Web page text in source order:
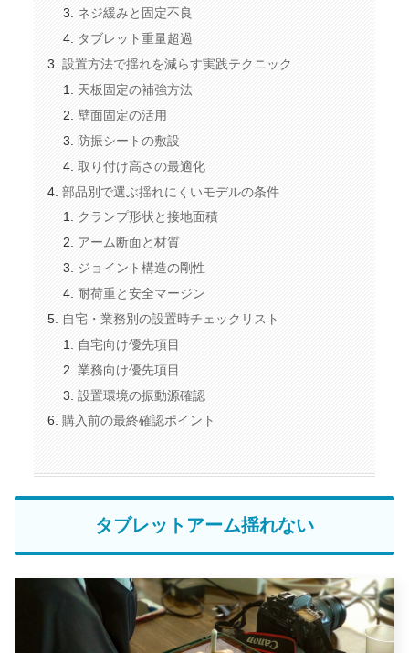
ネジ緩みと固定不良
タブレット重量超過
設置方法で揺れを減らす実践テクニック
天板固定の補強方法
壁面固定の活用
防振シートの敷設
取り付け高さの最適化
部品別で選ぶ揺れにくいモデルの条件
クランプ形状と接地面積
アーム断面と材質
ジョイント構造の剛性
耐荷重と安全マージン
自宅・業務別の設置時チェックリスト
自宅向け優先項目
業務向け優先項目
設置環境の振動源確認
購入前の最終確認ポイント
タブレットアーム揺れない